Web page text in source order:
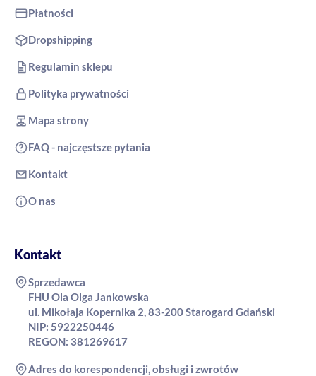
Płatności
Dropshipping
Regulamin sklepu
Polityka prywatności
Mapa strony
FAQ - najczęstsze pytania
Kontakt
O nas
Kontakt
Sprzedawca
FHU Ola Olga Jankowska
ul. Mikołaja Kopernika 2, 83-200 Starogard Gdański
NIP: 5922250446
REGON: 381269617
Adres do korespondencji, obsługi i zwrotów